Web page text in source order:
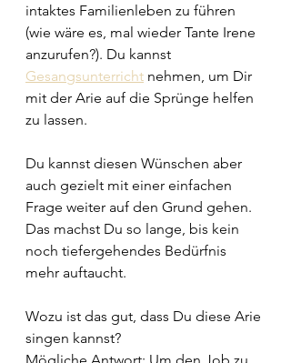
intaktes Familienleben zu führen
(wie wäre es, mal wieder Tante Irene
anzurufen?). Du kannst
Gesangsunterricht nehmen, um Dir
mit der Arie auf die Sprünge helfen
zu lassen.
Du kannst diesen Wünschen aber
auch gezielt mit einer einfachen
Frage weiter auf den Grund gehen.
Das machst Du so lange, bis kein
noch tiefergehendes Bedürfnis
mehr auftaucht.
Wozu ist das gut, dass Du diese Arie
singen kannst?